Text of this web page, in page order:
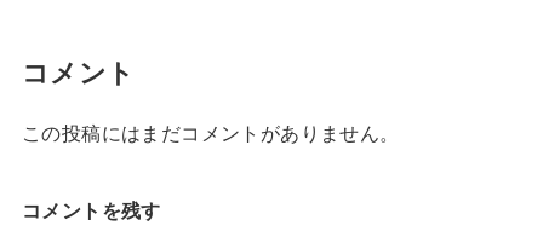
コメント
この投稿にはまだコメントがありません。
コメントを残す